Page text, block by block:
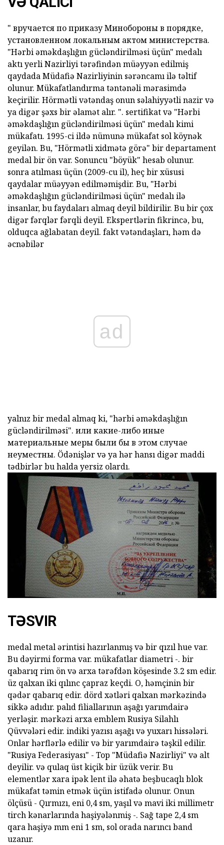
" вручается по приказу Минобороны в порядке,
установленном локальным актом министерства.
"Hərbi əməkdaşlığın gücləndirilməsi üçün" medalı
aktı yerli Nazirliyi tərəfindən müəyyən edilmiş
qaydada Müdafiə Nazirliyinin sərəncamı ilə təltif
olunur. Mükafatlandırma təntənəli mərasimdə
keçirilir. Hörmətli vətəndaş onun səlahiyyətli nazir və
ya digər şəxs bir əlamət alır. ". sertifikatvə "Hərbi
əməkdaşlığın gücləndirilməsi üçün" medalıkimi
mükafatı. 1995-ci ildə nümunə mükafat sol köynək
geyilən. Bu, "Hörmətli xidmətə görə" bir departament
medal bir ön var. Sonuncu "böyük" hesab olunur.
sonra atılması üçün (2009-cu il), heç bir xüsusi
qaydalar müəyyən edilməmişdir. Bu, "Hərbi
əməkdaşlığın gücləndirilməsi üçün" medalı ilə
insanlar, bu faydaları almaq deyil bildirilir. Bu bir çox
digər fərqlər fərqli deyil. Ekspertlərin fikrincə, bu,
olduqca ağlabatan deyil. fakt vətəndaşları, həm də
əcnəbilər
ad
yalnız bir medal almaq ki, "hərbi əməkdaşlığın
gücləndirilməsi". или какие-либо иные
материальные меры были бы в этом случае
неуместны. Ödənişlərvə ya hər hansı digər maddi
tədbirlər bu halda yersiz olardı.
TƏSVIR
medal metal ərintisi hazırlanmış və bir qızıl hue var.
Bu dəyirmi forma var. mükafatlar diametri -. bir
qabarıq rim ön və arxa tərəfdən köşesinde 3.2 sm edir.
üz qalxan iki qılınc çapraz keçdi. O, həmçinin bir
qədər qabarıq edir. dörd xətləri qalxan mərkəzində
sikkə adıdır. palıd filiallarının aşağı yarımdairə
yerləşir. mərkəzi arxa emblem Rusiya Silahlı
Qüvvələri edir. indiki yazısı aşağı və yuxarı hissələri.
Onlar hərflərlə edilir və bir yarımdairə təşkil edilir.
"Rusiya Federasiyası" - Top "Müdafiə Nazirliyi" və alt
deyilir. və qulaq üst kiçik bir üzük verir. Bu
elementlər xara ipək lent ilə əhatə beşbucaqlı blok
mükafat təmin etmək üçün istifadə olunur. Onun
ölçüsü - Qırmızı, eni 0,4 sm, yaşıl və mavi iki millimetr
tirch kənarlarında haşiyələnmiş -. Sağ tape 2,4 sm
qara haşiyə mm eni 1 sm, sol orada narıncı band
uzanır.